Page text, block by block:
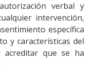
verbal y
intervención,
específica
y características del
acreditar que se ha